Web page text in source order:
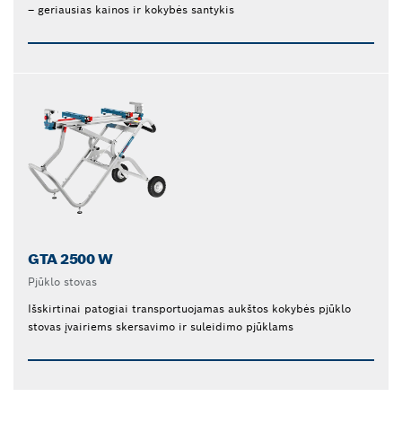
– geriausias kainos ir kokybės santykis
GTA 2500 W
Pjūklo stovas
Išskirtinai patogiai transportuojamas aukštos kokybės pjūklo
stovas įvairiems skersavimo ir suleidimo pjūklams